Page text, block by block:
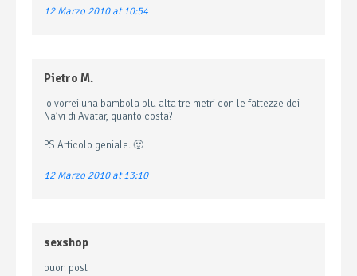
12 Marzo 2010 at 10:54
Pietro M.
Io vorrei una bambola blu alta tre metri con le fattezze dei
Na’vi di Avatar, quanto costa?
PS Articolo geniale. 🙂
12 Marzo 2010 at 13:10
sexshop
buon post